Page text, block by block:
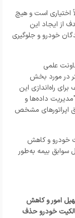
اختیاری است و هیچ
از ایجاد این
خودرو و جلوگیری
علمی
در مورد بخش
راه‌اندازی این
داده‌ها و
اپراتورهای مشخص
خودرو و کاهش
سوابق بیمه به‌طور
امور و کاهش
مالکیت خودرو حذف